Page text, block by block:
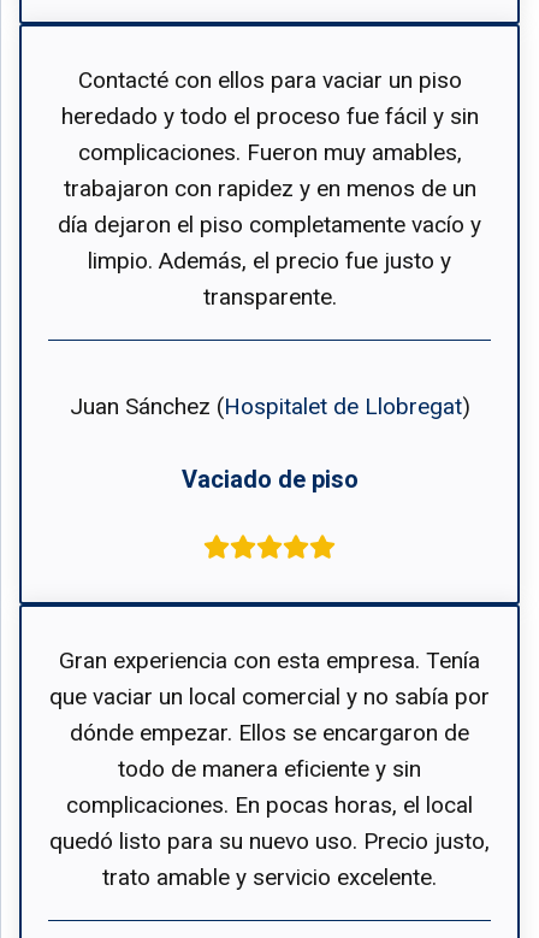
Contacté con ellos para vaciar un piso
heredado y todo el proceso fue fácil y sin
complicaciones. Fueron muy amables,
trabajaron con rapidez y en menos de un
día dejaron el piso completamente vacío y
limpio. Además, el precio fue justo y
transparente.
Juan Sánchez (Hospitalet de Llobregat)
Vaciado de piso
Gran experiencia con esta empresa. Tenía
que vaciar un local comercial y no sabía por
dónde empezar. Ellos se encargaron de
todo de manera eficiente y sin
complicaciones. En pocas horas, el local
quedó listo para su nuevo uso. Precio justo,
trato amable y servicio excelente.